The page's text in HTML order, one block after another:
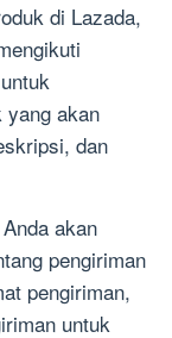
di Lazada,
yang akan
dan
akan
pengiriman
pengiriman,
untuk